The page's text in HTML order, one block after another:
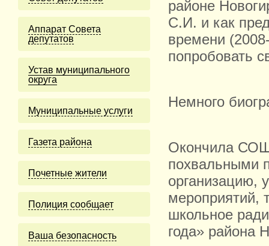
Аппарат Совета
депутатов
Устав муниципального
округа
Муниципальные услуги
Газета района
Почетные жители
Полиция сообщает
Ваша безопасность
районе
С.И. и как
времени
попробовать
Немного
Окончила
похвальными
организацию,
мероприятий,
школьное
года» района